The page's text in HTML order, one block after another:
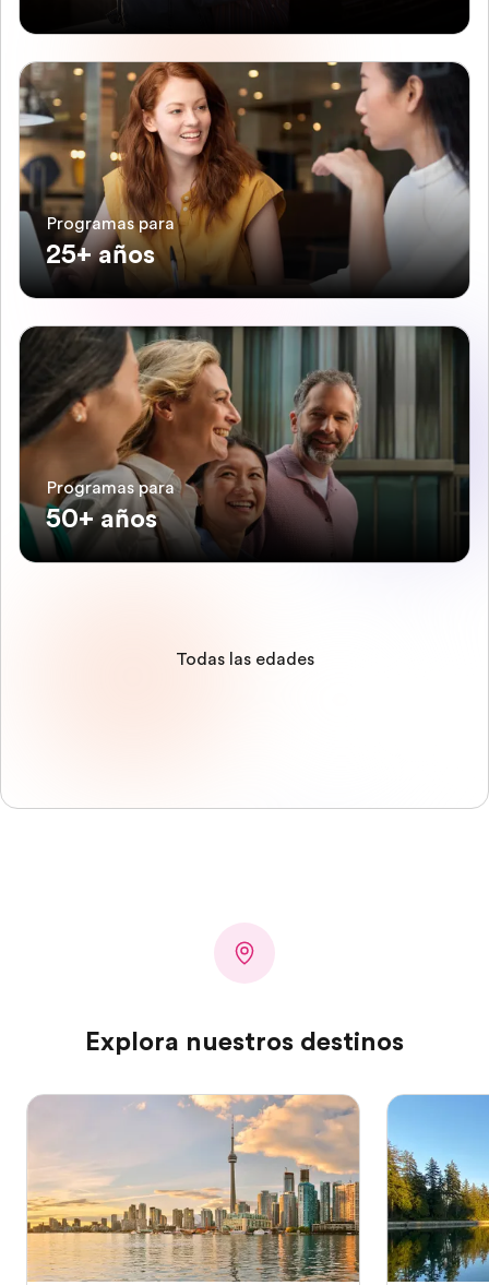
Programas para
25+ años
Programas para
50+ años
Todas las edades
Explora nuestros destinos